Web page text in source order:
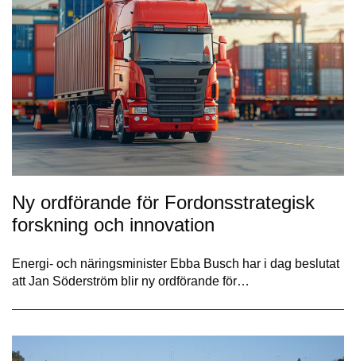
Ny ordförande för Fordonsstrategisk
forskning och innovation
Energi- och näringsminister Ebba Busch har i dag beslutat
att Jan Söderström blir ny ordförande för…